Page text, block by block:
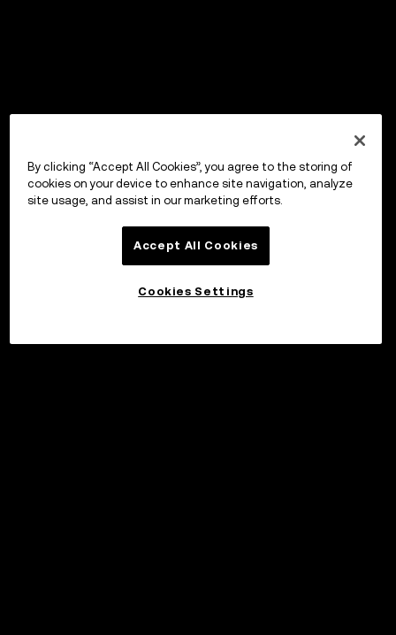
By clicking “Accept All Cookies”, you agree to the storing of
cookies on your device to enhance site navigation, analyze
site usage, and assist in our marketing efforts.
Accept All Cookies
Cookies Settings